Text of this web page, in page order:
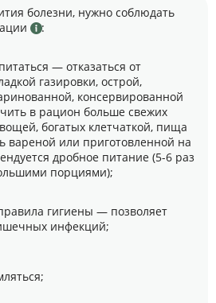
болезни, нужно соблюдать
:
— отказаться от
газировки, острой,
консервированной
в рацион больше свежих
богатых клетчаткой, пища
вареной или приготовленной на
дробное питание (5-6 раз
порциями);
гигиены — позволяет
инфекций;